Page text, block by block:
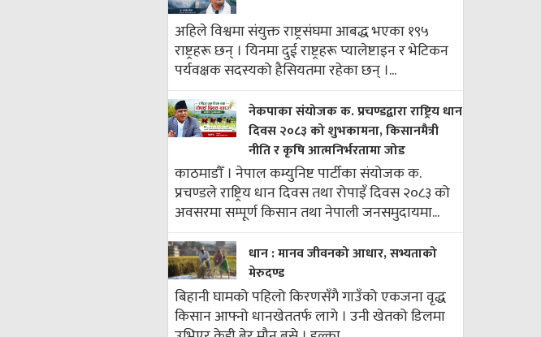
अहिले विश्वमा संयुक्त राष्ट्रसंघमा आबद्ध भएका १९५
राष्ट्रहरू छन् । यिनमा दुई राष्ट्रहरू प्यालेष्टाइन र भेटिकन
पर्यवक्षक सदस्यको हैसियतमा रहेका छन् ।...
नेकपाका संयोजक क. प्रचण्डद्वारा राष्ट्रिय धान
दिवस २०८३ को शुभकामना, किसानमैत्री
नीति र कृषि आत्मनिर्भरतामा जोड
काठमाडौँ । नेपाल कम्युनिष्ट पार्टीका संयोजक क.
प्रचण्डले राष्ट्रिय धान दिवस तथा रोपाइँ दिवस २०८३ को
अवसरमा सम्पूर्ण किसान तथा नेपाली जनसमुदायमा...
धान : मानव जीवनको आधार, सभ्यताको
मेरुदण्ड
बिहानी घामको पहिलो किरणसँगै गाउँको एकजना वृद्ध
किसान आफ्नो धानखेततर्फ लागे । उनी खेतको डिलमा